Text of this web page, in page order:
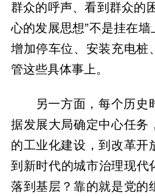
群众的呼声、看到群众的
心的发展思想”不是挂在
增加停车位、安装充电桩
管这些具体事上。
另一方面，每个历史
据发展大局确定中心任务
的工业化建设，到改革开
到新时代的城市治理现
落到基层？靠的就是党的